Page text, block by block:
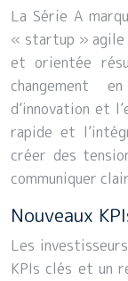
La Série A
« startup » agile
et orientée
changement
d’innovation et
rapide et
créer des
communiquer
Nouveaux
Les
KPIs clés et un